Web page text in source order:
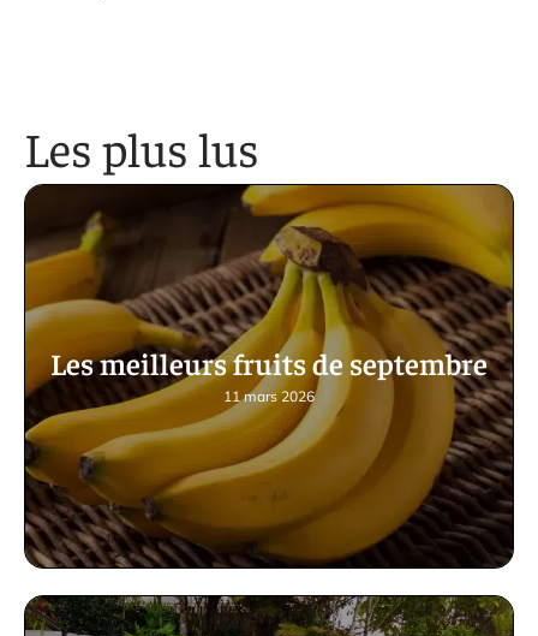
Les plus lus
Les meilleurs fruits de septembre
11 mars 2026